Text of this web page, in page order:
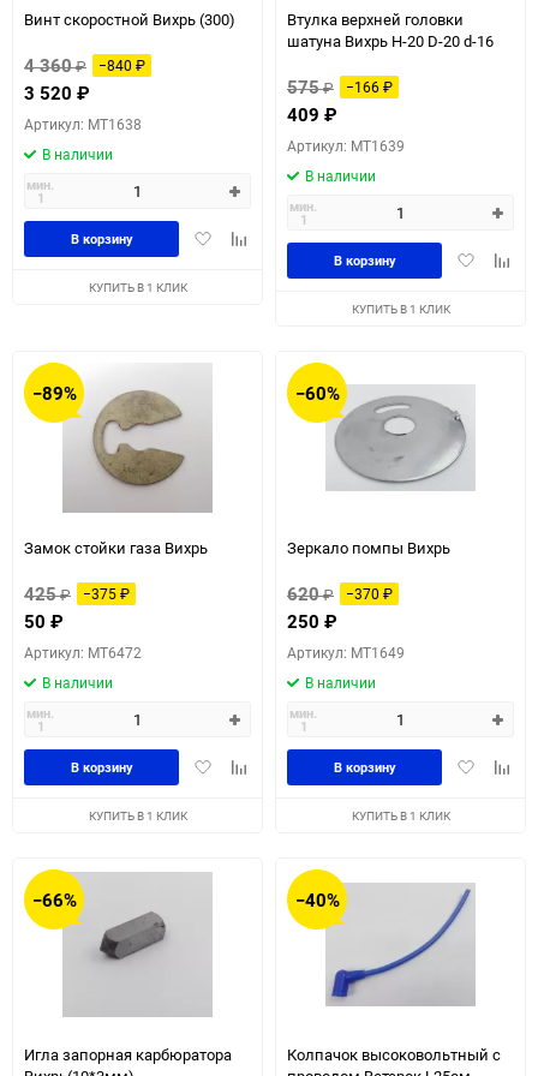
Винт скоростной Вихрь (300)
4 360₽ −840 ₽
3 520 ₽
Артикул: MT1638
В наличии
мин.
1
ДобавитьДобавить
сравнению
В корзину
КУПИТЬ В 1 КЛИК
Втулка верхней головки
шатуна Вихрь H-20 D-20 d-16
575₽ −166₽
409 ₽
Артикул: MT1639
В наличии
мин.
1
Добавить
В корзину
КУПИТЬ В 1 КЛИК
−89%
Замок стойки газа Вихрь
425₽ −375₽
50 ₽
Артикул: MT6472
В наличии
мин.
1
ДобавитьДобавить
В корзину
КУПИТЬ В 1 КЛИК
−60%
Зеркало помпы Вихрь
620₽ −370 ₽
250 ₽
Артикул: MT1649
В наличии
мин.
1
Добавить
В корзину
КУПИТЬ В 1 КЛИК
−66%
Игла запорная карбюратора
−40%
Колпачок высоковольтный с